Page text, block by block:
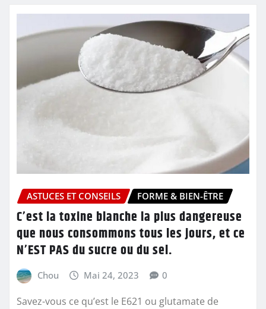
ASTUCES ET CONSEILS FORME & BIEN-ÊTRE
C’est la toxine blanche la plus dangereuse
que nous consommons tous les jours, et ce
N’EST PAS du sucre ou du sel.
Chou Mai 24, 2023 0
Savez-vous ce qu’est le E621 ou glutamate de